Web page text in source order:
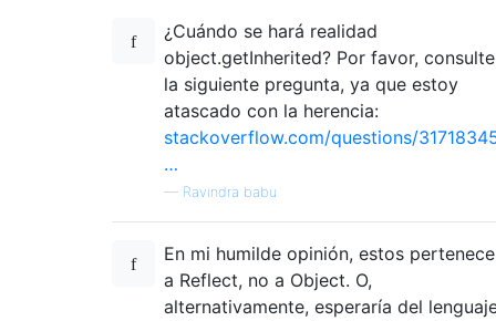
¿Cuándo se hará realidad
object.getInherited? Por favor, consulte
la siguiente pregunta, ya que estoy
atascado con la herencia:
stackoverflow.com/questions/
…
— Ravindra babu
En mi humilde opinión, estos
a Reflect, no a Object. O,
alternativamente, esperaría del